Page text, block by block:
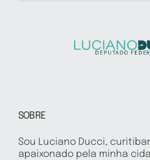
SOBRE
Sou Luciano Ducci,
apaixonado pela minha